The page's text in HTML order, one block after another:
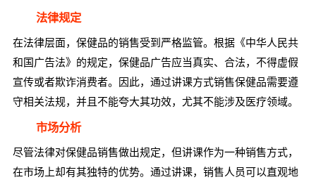
法律规定
在法律层面，保健品的销售受到严格监管。根据《中华人民共
和国广告法》的规定，保健品广告应当真实、合法，不得虚假
宣传或者欺诈消费者。因此，通过讲课方式销售保健品需要遵
守相关法规，并且不能夸大其功效，尤其不能涉及医疗领域。
市场分析
尽管法律对保健品销售做出规定，但讲课作为一种销售方式，
在市场上却有其独特的优势。通过讲课，销售人员可以直观地